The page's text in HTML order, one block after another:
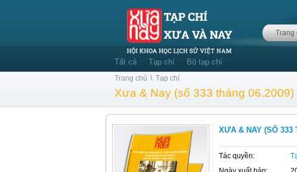
Trang
Tất cả Tạp chí Bộ tạp chí
Trang chủ \ Tạp chí
Xưa & Nay (số 333 tháng 06.2009)
XƯA & NAY (SỐ 333
Tác quyền: